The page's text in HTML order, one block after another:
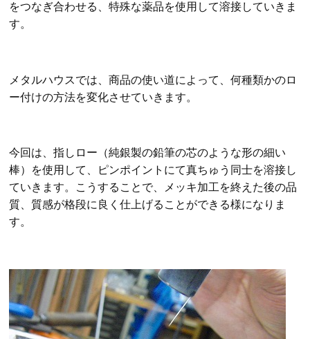
をつなぎ合わせる、特殊な薬品を使用して溶接していきま
す。
メタルハウスでは、商品の使い道によって、何種類かのロ
ー付けの方法を変化させていきます。
今回は、指しロー（純銀製の鉛筆の芯のような形の細い
棒）を使用して、ピンポイントにて真ちゅう同士を溶接し
ていきます。こうすることで、メッキ加工を終えた後の品
質、質感が格段に良く仕上げることができる様になりま
す。